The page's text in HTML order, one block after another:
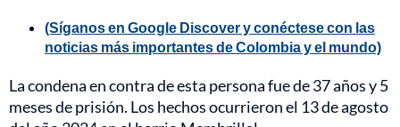
(Síganos en Google Discover y conéctese con las
noticias más importantes de Colombia y el mundo)
La condena en contra de esta persona fue de 37 años y 5
meses de prisión. Los hechos ocurrieron el 13 de agosto